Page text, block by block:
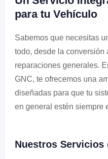
para tu Vehículo
Sabemos que necesitas
todo, desde la conversión
reparaciones generales.
GNC, te ofrecemos una
diseñadas para que tu
en general estén siempre
Nuestros Servicios